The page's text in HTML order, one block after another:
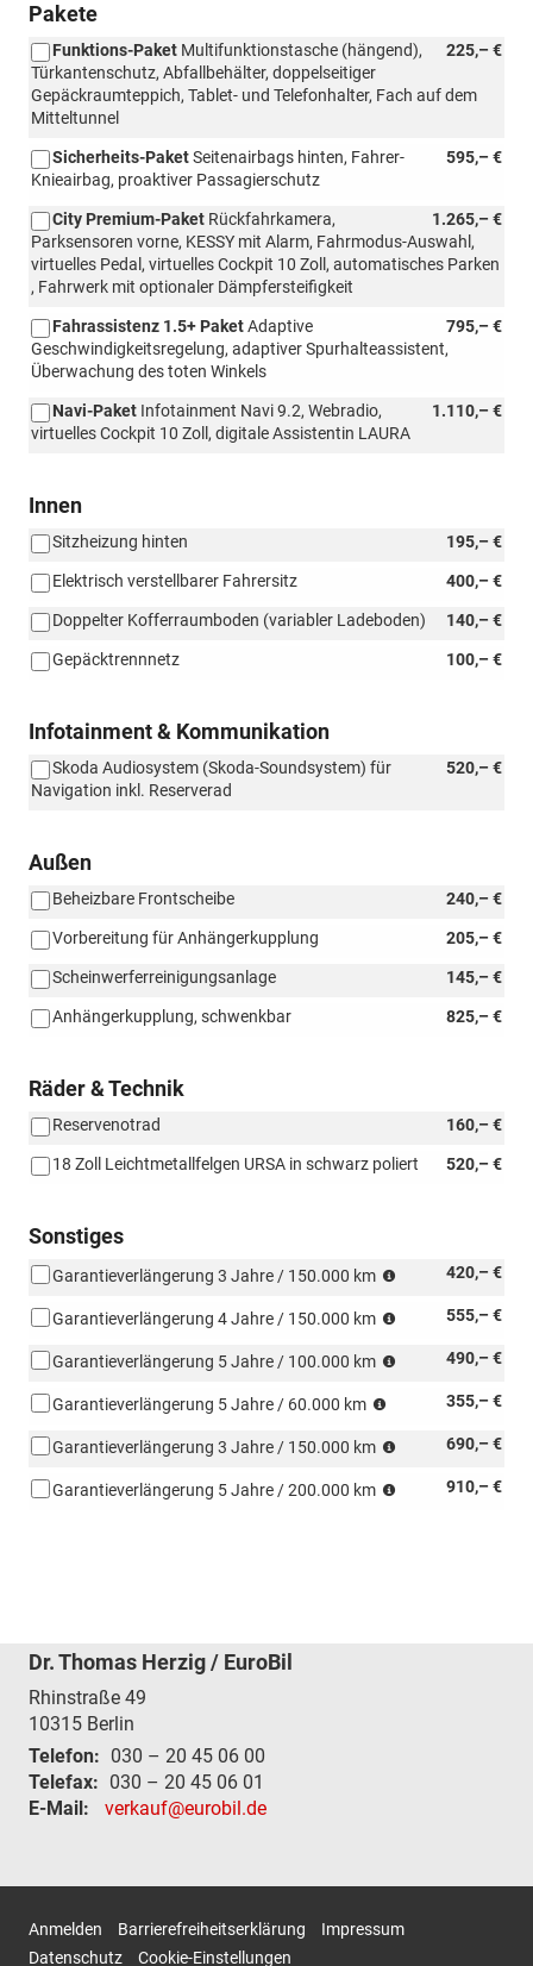
Pakete
225,– €
Funktions-Paket Multifunktionstasche (hängend),
Türkantenschutz, Abfallbehälter, doppelseitiger
Gepäckraumteppich, Tablet- und Telefonhalter, Fach auf dem
Mitteltunnel
595,– €
Sicherheits-PaketSeitenairbags hinten, Fahrer-
Knieairbag, proaktiver Passagierschutz
1.265,– €
City Premium-Paket Rückfahrkamera,
Parksensoren vorne, KESSY mit Alarm, Fahrmodus-Auswahl,
virtuelles Pedal, virtuelles Cockpit 10 Zoll, automatisches Parken
, Fahrwerk mit optionaler Dämpfersteifigkeit
795,– €
Fahrassistenz 1.5+ PaketAdaptive
Geschwindigkeitsregelung, adaptiver Spurhalteassistent,
Überwachung des toten Winkels
1.110,– €
Navi-Paket Infotainment Navi 9.2, Webradio,
virtuelles Cockpit 10 Zoll, digitale Assistentin LAURA
Innen
195,– €
Sitzheizung hinten
400,– €
Elektrisch verstellbarer Fahrersitz
140,– €
Doppelter Kofferraumboden (variabler Ladeboden)
100,– €
Gepäcktrennnetz
Infotainment & Kommunikation
520,– €
Skoda Audiosystem (Skoda-Soundsystem) für
Navigation inkl. Reserverad
Außen
240,– €
Beheizbare Frontscheibe
205,– €
Vorbereitung für Anhängerkupplung
145,– €
Scheinwerferreinigungsanlage
825,– €
Anhängerkupplung, schwenkbar
Räder & Technik
160,– €
Reservenotrad
520,– €
18 Zoll Leichtmetallfelgen URSA in schwarz poliert
Sonstiges
420,– €
Garantieverlängerung 3 Jahre / 150.000 km
eintritt555,– €
Garantieverlängerung 4 Jahre / 150.000 km
eintritt490,– €
Garantieverlängerung 5 Jahre / 100.000 km
eintritt355,– €
Garantieverlängerung 5 Jahre / 60.000 km
eintritt
690,– €
Garantieverlängerung 3 Jahre / 150.000 km
eintritt910,– €
Garantieverlängerung 5 Jahre / 200.000 km
Dr. Thomas Herzig / EuroBil
Rhinstraße 49
10315 Berlin
Telefon: 030 – 20 45 06 00
Telefax: 030 – 20 45 06 01
E-Mail:
verkauf@eurobil.de
Anmelden Barrierefreiheitserklärung
Impressum
Datenschutz
Cookie-Einstellungen